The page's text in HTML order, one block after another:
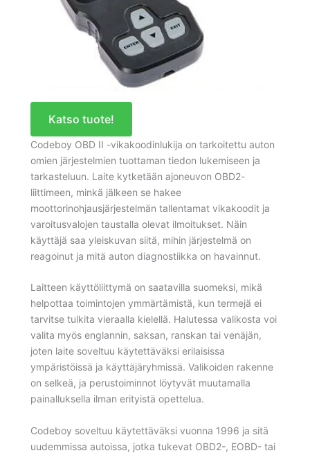
Katso tuote!
Codeboy OBD II -vikakoodinlukija on tarkoitettu auton
omien järjestelmien tuottaman tiedon lukemiseen ja
tarkasteluun. Laite kytketään ajoneuvon OBD2-
liittimeen, minkä jälkeen se hakee
moottorinohjausjärjestelmän tallentamat vikakoodit ja
varoitusvalojen taustalla olevat ilmoitukset. Näin
käyttäjä saa yleiskuvan siitä, mihin järjestelmä on
reagoinut ja mitä auton diagnostiikka on havainnut.
Laitteen käyttöliittymä on saatavilla suomeksi, mikä
helpottaa toimintojen ymmärtämistä, kun termejä ei
tarvitse tulkita vieraalla kielellä. Halutessa valikosta voi
valita myös englannin, saksan, ranskan tai venäjän,
joten laite soveltuu käytettäväksi erilaisissa
ympäristöissä ja käyttäjäryhmissä. Valikoiden rakenne
on selkeä, ja perustoiminnot löytyvät muutamalla
painalluksella ilman erityistä opettelua.
Codeboy soveltuu käytettäväksi vuonna 1996 ja sitä
uudemmissa autoissa, jotka tukevat OBD2-, EOBD- tai